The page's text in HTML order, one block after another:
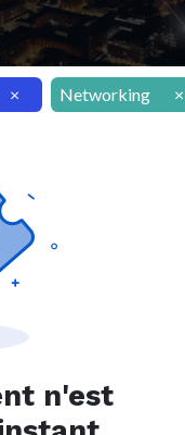
× Networking ×
n'est